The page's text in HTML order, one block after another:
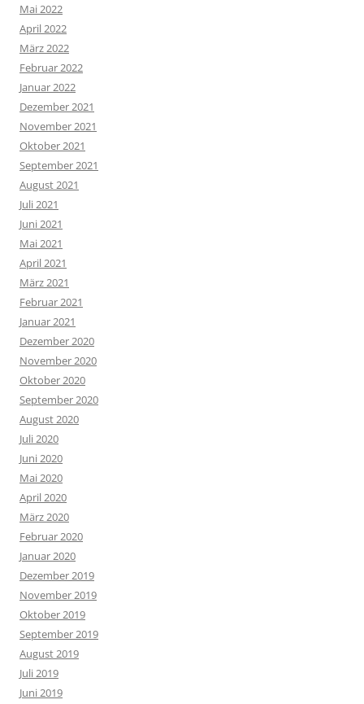
Mai 2022
April 2022
März 2022
Februar 2022
Januar 2022
Dezember 2021
November 2021
Oktober 2021
September 2021
August 2021
Juli 2021
Juni 2021
Mai 2021
April 2021
März 2021
Februar 2021
Januar 2021
Dezember 2020
November 2020
Oktober 2020
September 2020
August 2020
Juli 2020
Juni 2020
Mai 2020
April 2020
März 2020
Februar 2020
Januar 2020
Dezember 2019
November 2019
Oktober 2019
September 2019
August 2019
Juli 2019
Juni 2019